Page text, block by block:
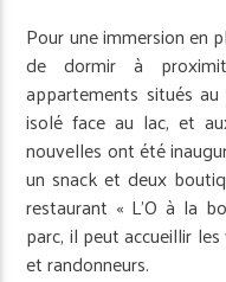
Pour une immersion en
de dormir à
appartements situés
isolé face au lac, et
nouvelles ont été
un snack et deux
restaurant « L’O à la
parc, il peut accueillir
et randonneurs.